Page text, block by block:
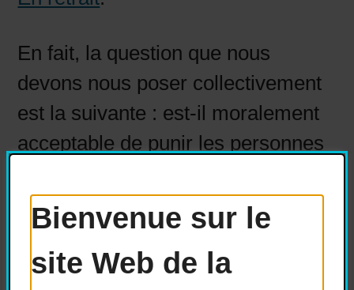
Bienvenue sur le
site Web de la
En fait, la question que nous
devons nous poser collectivement
est la suivante : est-il moralement
acceptable de punir les personnes
parce qu’elles ne pouvaient pas
travailler à cause d’une invalidité?